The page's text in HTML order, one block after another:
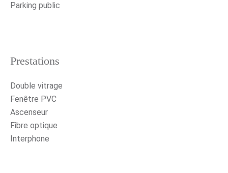
Parking public
Prestations
Double vitrage
Fenêtre PVC
Ascenseur
Fibre optique
Interphone